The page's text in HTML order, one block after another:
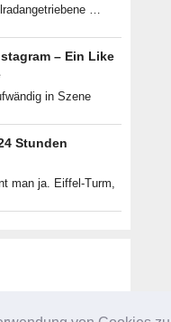
…
– Ein Like
in Szene
Stunden
man ja. Eiffel-Turm,